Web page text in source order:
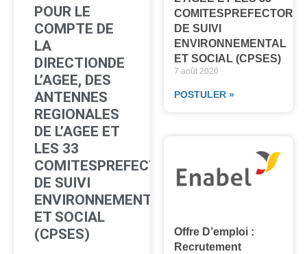
POUR LE
COMPTE DE
LA
DIRECTIONDE
L’AGEE, DES
ANTENNES
REGIONALES
DE L’AGEE ET
LES 33
COMITESPREFECTORAUX
DE SUIVI
ENVIRONNEMENTAL
ET SOCIAL
(CPSES)
DE SUIVI
ENVIRONNEMENTAL
ET SOCIAL (CPSES)
7 août 2026
POSTULER »
Offre D’emploi :
Recrutement